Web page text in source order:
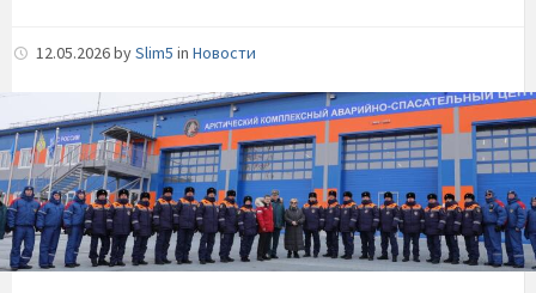
12.05.2026bySlim5 in Новости
Глава-
МЧС-
России-
открыл-
арктический-
аварийно-
спасательный-